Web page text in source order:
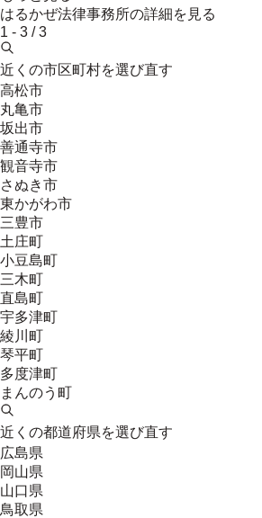
はるかぜ法律事務所の詳細を見る
1 - 3 /3
近くの市区町村を選び直す
高松市
丸亀市
坂出市
善通寺市
観音寺市
さぬき市
東かがわ市
三豊市
土庄町
小豆島町
三木町
直島町
宇多津町
綾川町
琴平町
多度津町
まんのう町
近くの都道府県を選び直す
広島県
岡山県
山口県
鳥取県